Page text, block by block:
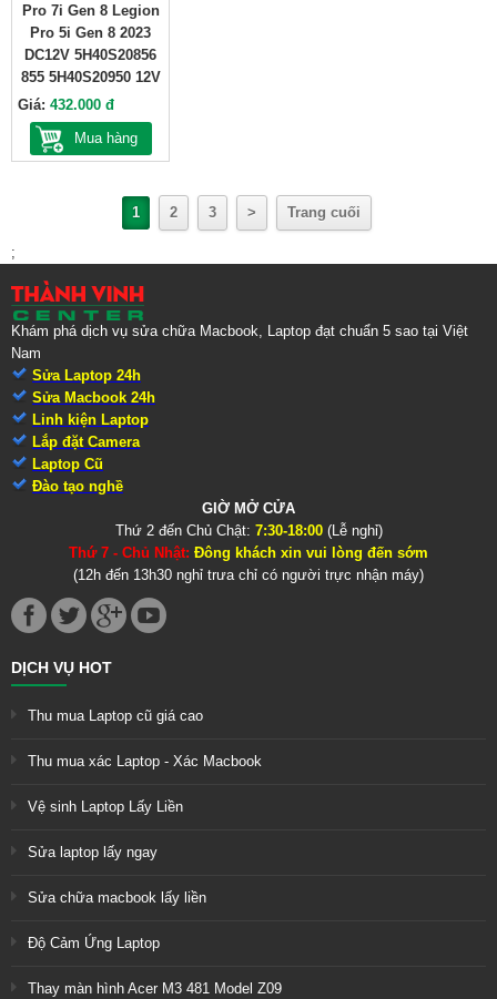
Pro 7i Gen 8 Legion
Pro 5i Gen 8 2023
DC12V 5H40S20856
855 5H40S20950 12V
Giá: 432.000 đ
Mua hàng
1 2 3 > Trang cuối
;
Khám phá dịch vụ sửa chữa Macbook, Laptop đạt chuẩn 5 sao tại Việt
Nam
Sửa Laptop 24h
Sửa Macbook 24h
Linh kiện Laptop
Lắp đặt Camera
Laptop Cũ
Đào tạo nghề
GIỜ MỞ CỬA
Thứ 2 đến Chủ Chật: 7:30-18:00(Lễ nghỉ)
Thứ 7 - Chủ Nhật: Đông khách xin vui lòng đến sớm
(12h đến 13h30 nghỉ trưa chỉ có người trực nhận máy)
DỊCH VỤ HOT
Thu mua Laptop cũ giá cao
Thu mua xác Laptop - Xác Macbook
Vệ sinh Laptop Lấy Liền
Sửa laptop lấy ngay
Sửa chữa macbook lấy liền
Độ Cảm Ứng Laptop
Thay màn hình Acer M3 481 Model Z09